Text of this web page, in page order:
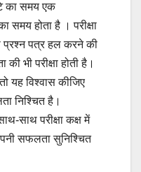
का समय एक
समय होता है । परीक्षा
प्रश्न पत्र हल करने की
भी परीक्षा होती है।
यह विश्वास कीजिए
निश्चित है।
साथ परीक्षा कक्ष में
सफलता सुनिश्चित